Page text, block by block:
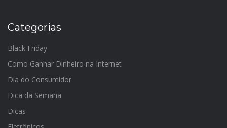
Categorias
Black Friday
Como Ganhar Dinheiro na Internet
Dia do Consumidor
Dica da Semana
Dicas